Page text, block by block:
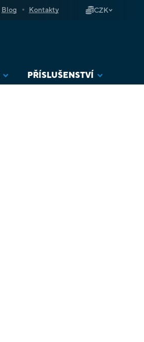
Blog Kontakty CZK
PŘÍSLUŠENSTVÍ